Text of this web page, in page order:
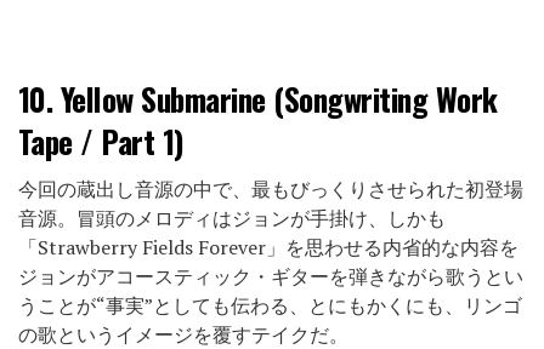
10.Yellow Submarine (Songwriting Work
Tape / Part 1)
今回の蔵出し音源の中で、最もびっくりさせられた初登場
音源。冒頭のメロディはジョンが手掛け、しかも
「Strawberry Fields Forever」を思わせる内省的な内容を
ジョンがアコースティック・ギターを弾きながら歌うとい
うことが“事実”としても伝わる、とにもかくにも、リンゴ
の歌というイメージを覆すテイクだ。